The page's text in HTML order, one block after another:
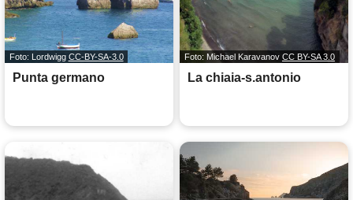
Foto: Lordwigg CC-BY-SA-3.0
Punta germano
Foto: Michael Karavanov CC BY-SA 3.0
La chiaia-s.antonio